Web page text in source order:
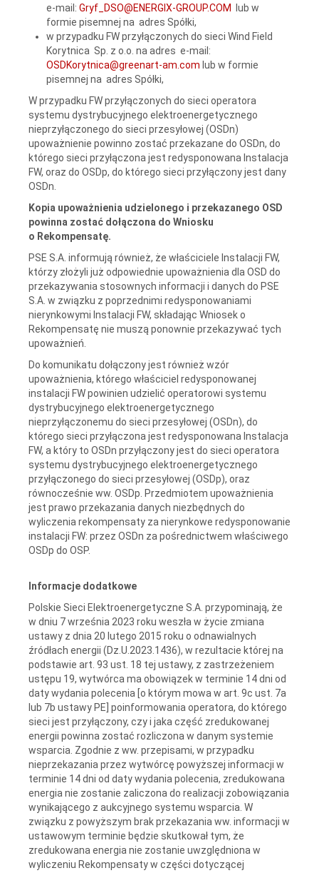
e-mail: Gryf_DSO@ENERGIX-GROUP.COM
lub w
formie pisemnej na adres Spółki,
w przypadku FW przyłączonych do sieci Wind Field
Korytnica Sp. z o.o. na adres e-mail:
OSDKorytnica@greenart-am.com lub w formie
pisemnej na adres Spółki,
W przypadku FW przyłączonych do sieci operatora
systemu dystrybucyjnego elektroenergetycznego
nieprzyłączonego do sieci przesyłowej (OSDn)
upoważnienie powinno zostać przekazane do OSDn, do
którego sieci przyłączona jest redysponowana Instalacja
FW, oraz do OSDp, do którego sieci przyłączony jest dany
OSDn.
Kopia upoważnienia udzielonego i przekazanego OSD
powinna zostać dołączona do Wniosku
o Rekompensatę.
PSE S.A. informują również, że właściciele Instalacji FW,
którzy złożyli już odpowiednie upoważnienia dla OSD do
przekazywania stosownych informacji i danych do PSE
S.A. w związku z poprzednimi redysponowaniami
nierynkowymi Instalacji FW, składając Wniosek o
Rekompensatę nie muszą ponownie przekazywać tych
upoważnień.
Do komunikatu dołączony jest również wzór
upoważnienia, którego właściciel redysponowanej
instalacji FW powinien udzielić operatorowi systemu
dystrybucyjnego elektroenergetycznego
nieprzyłączonemu do sieci przesyłowej (OSDn), do
którego sieci przyłączona jest redysponowana Instalacja
FW, a który to OSDn przyłączony jest do sieci operatora
systemu dystrybucyjnego elektroenergetycznego
przyłączonego do sieci przesyłowej (OSDp), oraz
równocześnie ww. OSDp. Przedmiotem upoważnienia
jest prawo przekazania danych niezbędnych do
wyliczenia rekompensaty za nierynkowe redysponowanie
instalacji FW: przez OSDn za pośrednictwem właściwego
OSDp do OSP.
Informacje dodatkowe
Polskie Sieci Elektroenergetyczne S.A. przypominają, że
w dniu 7 września 2023 roku weszła w życie zmiana
ustawy z dnia 20 lutego 2015 roku o odnawialnych
źródłach energii (Dz.U.2023.1436), w rezultacie której na
podstawie art. 93 ust. 18 tej ustawy, z zastrzeżeniem
ustępu 19, wytwórca ma obowiązek w terminie 14 dni od
daty wydania polecenia [o którym mowa w art. 9c ust. 7a
lub 7b ustawy PE] poinformowania operatora, do którego
sieci jest przyłączony, czy i jaka część zredukowanej
energii powinna zostać rozliczona w danym systemie
wsparcia. Zgodnie z ww. przepisami, w przypadku
nieprzekazania przez wytwórcę powyższej informacji w
terminie 14 dni od daty wydania polecenia, zredukowana
energia nie zostanie zaliczona do realizacji zobowiązania
wynikającego z aukcyjnego systemu wsparcia. W
związku z powyższym brak przekazania ww. informacji w
ustawowym terminie będzie skutkował tym, że
zredukowana energia nie zostanie uwzględniona w
wyliczeniu Rekompensaty w części dotyczącej